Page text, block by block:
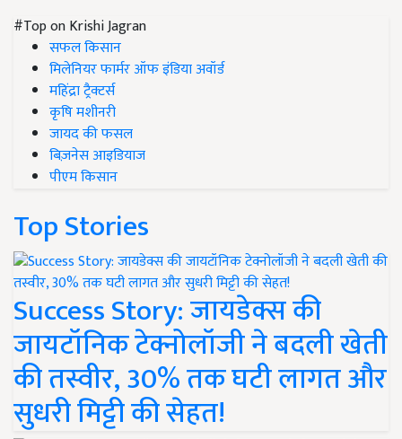
#Top on Krishi Jagran
सफल किसान
मिलेनियर फार्मर ऑफ इंडिया अवॉर्ड
महिंद्रा ट्रैक्टर्स
कृषि मशीनरी
जायद की फसल
बिज़नेस आइडियाज
पीएम किसान
Top Stories
Success Story: जायडेक्स की
जायटॉनिक टेक्नोलॉजी ने बदली खेती
की तस्वीर, 30% तक घटी लागत और
सुधरी मिट्टी की सेहत!